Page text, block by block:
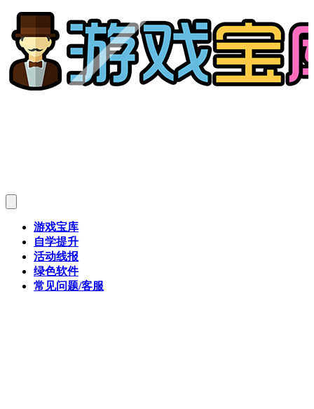
游戏宝库
自学提升
活动线报
绿色软件
常见问题/客服